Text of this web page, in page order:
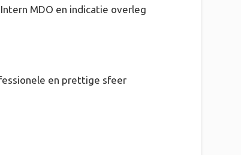
MDO en indicatie overleg
en prettige sfeer